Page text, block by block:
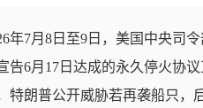
年7月8日至9日，美国中央司
告6月17日达成的永久停火协
特朗普公开威胁若再袭船只，